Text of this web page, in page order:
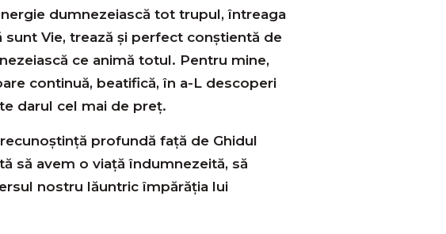
dumnezeiască tot trupul, întreaga
Vie, trează și perfect conștientă de
ce animă totul. Pentru mine,
continuă, beatifică, în a-L descoperi
darul cel mai de preț.
profundă față de Ghidul
să avem o viață îndumnezeită, să
nostru lăuntric împărăția lui